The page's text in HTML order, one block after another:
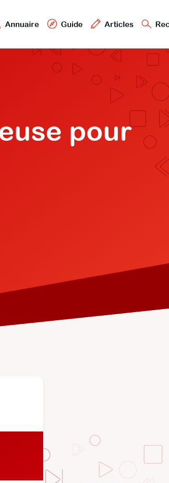
Annuaire Guide Articles
pour